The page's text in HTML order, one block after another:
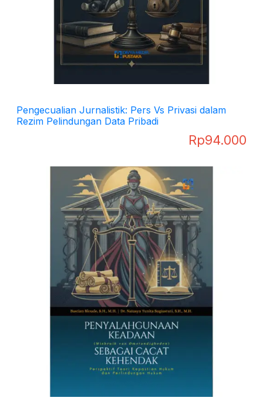
Pengecualian Jurnalistik: Pers Vs Privasi dalam
Rezim Pelindungan Data Pribadi
Rp94.000